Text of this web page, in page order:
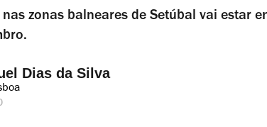
zonas balneares de Setúbal vai estar
Dias da Silva